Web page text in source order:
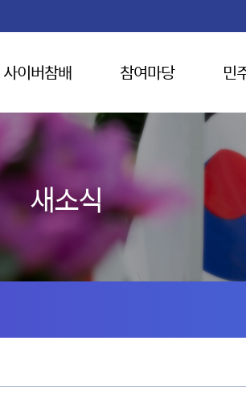
사이버참배 참여마당 민
새소식